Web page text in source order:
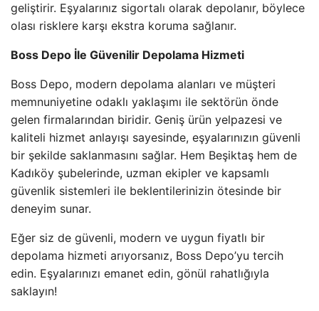
geliştirir. Eşyalarınız sigortalı olarak depolanır, böylece
olası risklere karşı ekstra koruma sağlanır.
Boss Depo İle Güvenilir Depolama Hizmeti
Boss Depo, modern depolama alanları ve müşteri
memnuniyetine odaklı yaklaşımı ile sektörün önde
gelen firmalarından biridir. Geniş ürün yelpazesi ve
kaliteli hizmet anlayışı sayesinde, eşyalarınızın güvenli
bir şekilde saklanmasını sağlar. Hem Beşiktaş hem de
Kadıköy şubelerinde, uzman ekipler ve kapsamlı
güvenlik sistemleri ile beklentilerinizin ötesinde bir
deneyim sunar.
Eğer siz de güvenli, modern ve uygun fiyatlı bir
depolama hizmeti arıyorsanız, Boss Depo’yu tercih
edin. Eşyalarınızı emanet edin, gönül rahatlığıyla
saklayın!